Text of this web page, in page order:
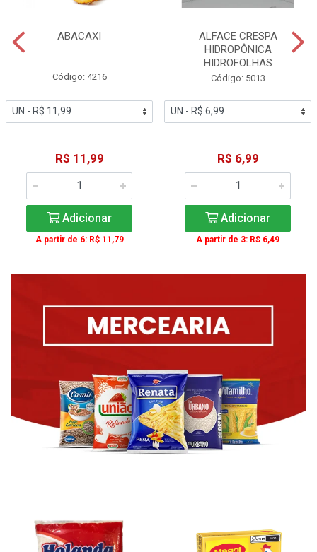
ABACAXI
Código: 4216
R$ 11,99
Adicionar
A partir de 6: R$ 11,79
ALFACE CRESPA
HIDROPÔNICA
HIDROFOLHAS
Código: 5013
R$ 6,99
Adicionar
A partir de 3: R$ 6,49